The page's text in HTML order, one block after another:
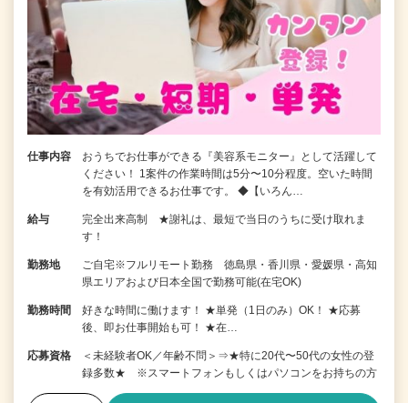
仕事内容
おうちでお仕事ができる『美容系モニター』として活躍して
ください！ 1案件の作業時間は5分〜10分程度。空いた時間
を有効活用できるお仕事です。 ◆【いろん…
給与
完全出来高制 ★謝礼は、最短で当日のうちに受け取れま
す！
勤務地
ご自宅※フルリモート勤務 徳島県・香川県・愛媛県・高知
県エリアおよび日本全国で勤務可能(在宅OK)
勤務時間
好きな時間に働けます！ ★単発（1日のみ）OK！ ★応募
後、即お仕事開始も可！ ★在…
応募資格
＜未経験者OK／年齢不問＞⇒★特に20代〜50代の女性の登
録多数★ ※スマートフォンもしくはパソコンをお持ちの方